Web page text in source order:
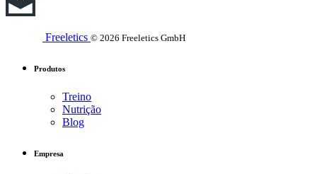
Freeletics © 2026 Freeletics GmbH
Produtos
Treino
Nutrição
Blog
Empresa